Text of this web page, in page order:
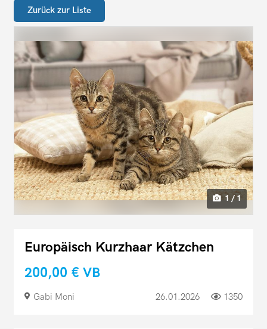
Zurück zur Liste
1 / 1
Europäisch Kurzhaar Kätzchen
200,00 € VB
Gabi Moni 26.01.2026 1350